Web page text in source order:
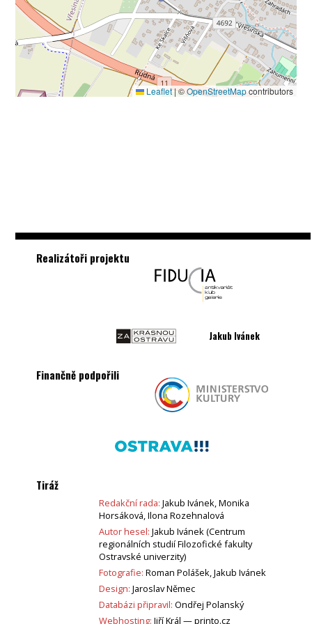
Leaflet|©OpenStreetMapcontributors
Realizátoři projektu
Jakub Ivánek
Finančně podpořili
Tiráž
Redakční rada: Jakub Ivánek, Monika
Horsáková, Ilona Rozehnalová
Autor hesel: Jakub Ivánek (Centrum
regionálních studií Filozofické fakulty
Ostravské univerzity)
Fotografie: Roman Polášek, Jakub Ivánek
Design: Jaroslav Němec
Databázi připravil: Ondřej Polanský
Webhosting: Jiří Král —printo.cz